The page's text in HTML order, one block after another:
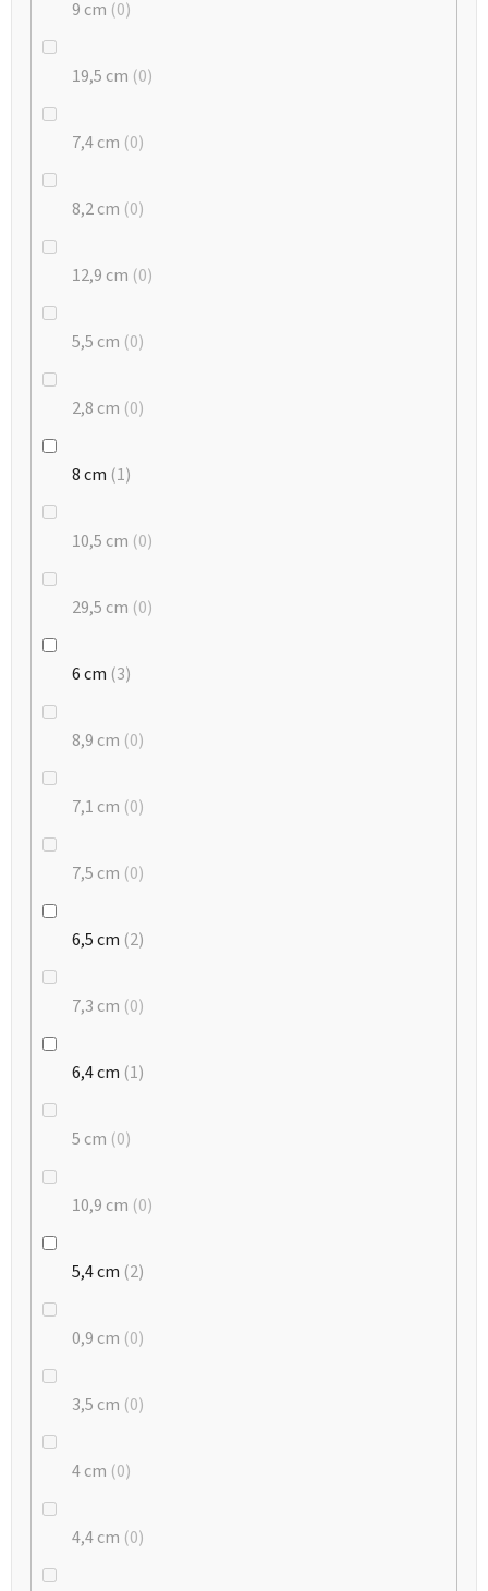
9 cm 0
19,5 cm 0
7,4 cm 0
8,2 cm 0
12,9 cm 0
5,5 cm 0
2,8 cm 0
8 cm 1
10,5 cm 0
29,5 cm 0
6 cm 3
8,9 cm 0
7,1 cm 0
7,5 cm 0
6,5 cm 2
7,3 cm 0
6,4 cm 1
5 cm 0
10,9 cm 0
5,4 cm 2
0,9 cm 0
3,5 cm 0
4 cm 0
4,4 cm 0